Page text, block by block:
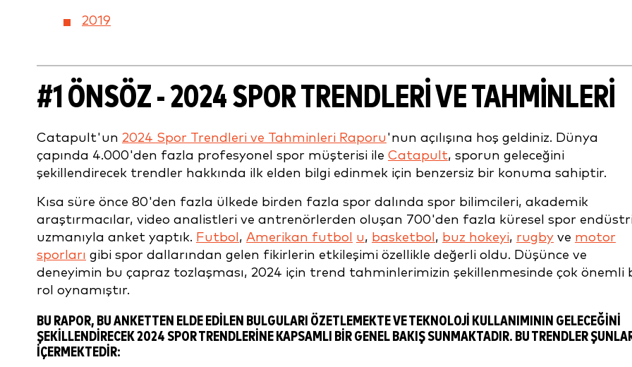
2019
#1 ÖNSÖZ - 2024 SPOR TRENDLERI VE TAHMINLERI
Catapult'un 2024 Spor Trendleri ve Tahminleri Raporu 'nun açılışına hoş geldiniz. Dünya
çapında 4.000'den fazla profesyonel spor müşterisi ile Catapult, sporun geleceğini
şekillendirecek trendler hakkında ilk elden bilgi edinmek için benzersiz bir konuma sahiptir.
Kısa süre önce 80'den fazla ülkede birden fazla spor dalında spor bilimcileri, akademik
araştırmacılar, video analistleri ve antrenörlerden oluşan 700'den fazla küresel spor
uzmanıyla anket yaptık. Futbol , Amerikan futbol u, basketbol , buz hokeyi, rugby ve motor
sporları gibi spor dallarından gelen fikirlerin etkileşimi özellikle değerli oldu. Düşünce ve
deneyimin bu çapraz tozlaşması, 2024 için trend tahminlerimizin şekillenmesinde çok önemli
rol oynamıştır.
BU RAPOR, BU ANKETTEN ELDE EDILEN BULGULARI ÖZETLEMEKTE VE TEKNOLOJI KULLANIMININ GELECEĞINI
ŞEKILLENDIRECEK 2024 SPOR TRENDLERINE KAPSAMLI BIR GENEL BAKIŞ SUNMAKTADIR. BU TRENDLER
IÇERMEKTEDIR: